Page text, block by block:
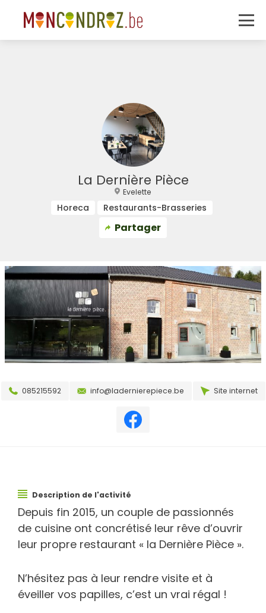
La Dernière Pièce
Evelette
Horeca Restaurants-Brasseries
Partager
085215592 info@ladernierepiece.be Site internet
Description de l'activité
Depuis fin 2015, un couple de passionnés
de cuisine ont concrétisé leur rêve d’ouvrir
leur propre restaurant « la Dernière Pièce ».
N’hésitez pas à leur rendre visite et à
éveiller vos papilles, c’est un vrai régal !